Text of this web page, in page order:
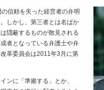
信頼を失った経営者の弁明
しかし、第三者とは名ばか
隠蔽するものが散見される
者となっている弁護士や弁
革委員会は2011年3月に第
ンに「準拠する」とか、